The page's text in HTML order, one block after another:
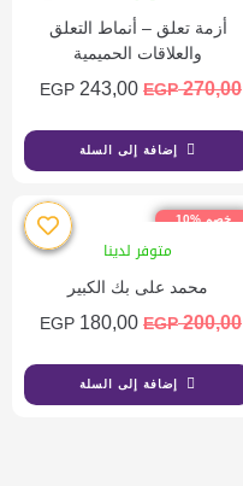
أزمة تعلق – أنماط التعلق
والعلاقات الحميمية
270,00
EGP
243,00
EGP
إضافة إلى السلة
خصم %10
متوفر لدينا
محمد على بك الكبير
200,00
EGP
180,00
EGP
إضافة إلى السلة